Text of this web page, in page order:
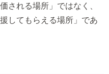
される場所」ではなく、
してもらえる場所」であ